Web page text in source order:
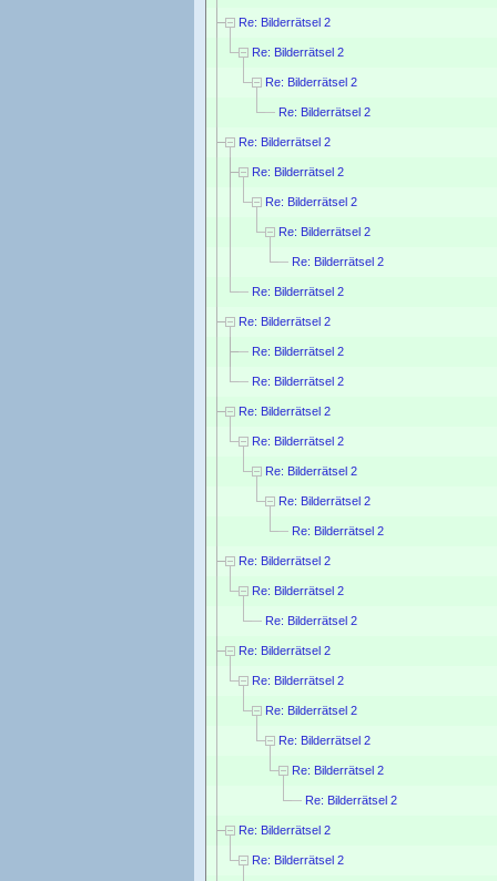
Re: Bilderrätsel 2
Re: Bilderrätsel 2
Re: Bilderrätsel 2
Re: Bilderrätsel 2
Re: Bilderrätsel 2
Re: Bilderrätsel 2
Re: Bilderrätsel 2
Re: Bilderrätsel 2
Re: Bilderrätsel 2
Re: Bilderrätsel 2
Re: Bilderrätsel 2
Re: Bilderrätsel 2
Re: Bilderrätsel 2
Re: Bilderrätsel 2
Re: Bilderrätsel 2
Re: Bilderrätsel 2
Re: Bilderrätsel 2
Re: Bilderrätsel 2
Re: Bilderrätsel 2
Re: Bilderrätsel 2
Re: Bilderrätsel 2
Re: Bilderrätsel 2
Re: Bilderrätsel 2
Re: Bilderrätsel 2
Re: Bilderrätsel 2
Re: Bilderrätsel 2
Re: Bilderrätsel 2
Re: Bilderrätsel 2
Re: Bilderrätsel 2